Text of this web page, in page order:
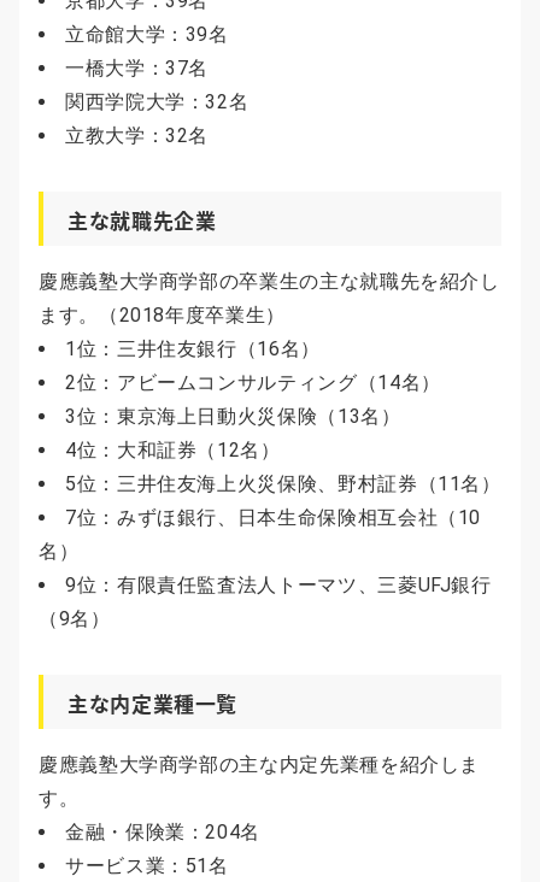
立命館大学：39名
一橋大学：37名
関西学院大学：32名
立教大学：32名
主な就職先企業
慶應義塾大学商学部の卒業生の主な就職先を紹介し
ます。（2018年度卒業生）
1位：三井住友銀行（16名）
2位：アビームコンサルティング（14名）
3位：東京海上日動火災保険（13名）
4位：大和証券（12名）
5位：三井住友海上火災保険、野村証券（11名）
7位：みずほ銀行、日本生命保険相互会社（10
名）
9位：有限責任監査法人トーマツ、三菱UFJ銀行
（9名）
主な内定業種一覧
慶應義塾大学商学部の主な内定先業種を紹介しま
す。
金融・保険業：204名
サービス業：51名